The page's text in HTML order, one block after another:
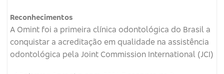
Reconhecimentos
A Omint foi a primeira clínica odontológica do Brasil a
conquistar a acreditação em qualidade na assistência
odontológica pela Joint Commission International (JCI)